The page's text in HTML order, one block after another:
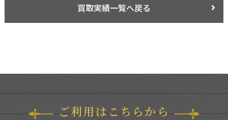
買取実績一覧へ戻る
ご利用はこちらから